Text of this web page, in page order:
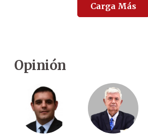
Carga Más
Opinión